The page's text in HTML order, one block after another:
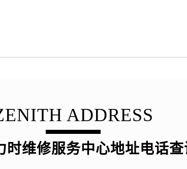
ADDRESS
时维修服务中心地址电话查